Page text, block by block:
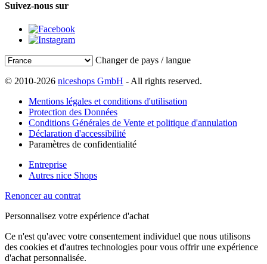
Suivez-nous sur
Changer de pays / langue
© 2010-2026 niceshops GmbH - All rights reserved.
Mentions légales et conditions d'utilisation
Protection des Données
Conditions Générales de Vente et politique d'annulation
Déclaration d'accessibilité
Paramètres de confidentialité
Entreprise
Autres nice Shops
Renoncer au contrat
Personnalisez votre expérience d'achat
Ce n'est qu'avec votre consentement individuel que nous utilisons
des cookies et d'autres technologies pour vous offrir une expérience
d'achat personnalisée.